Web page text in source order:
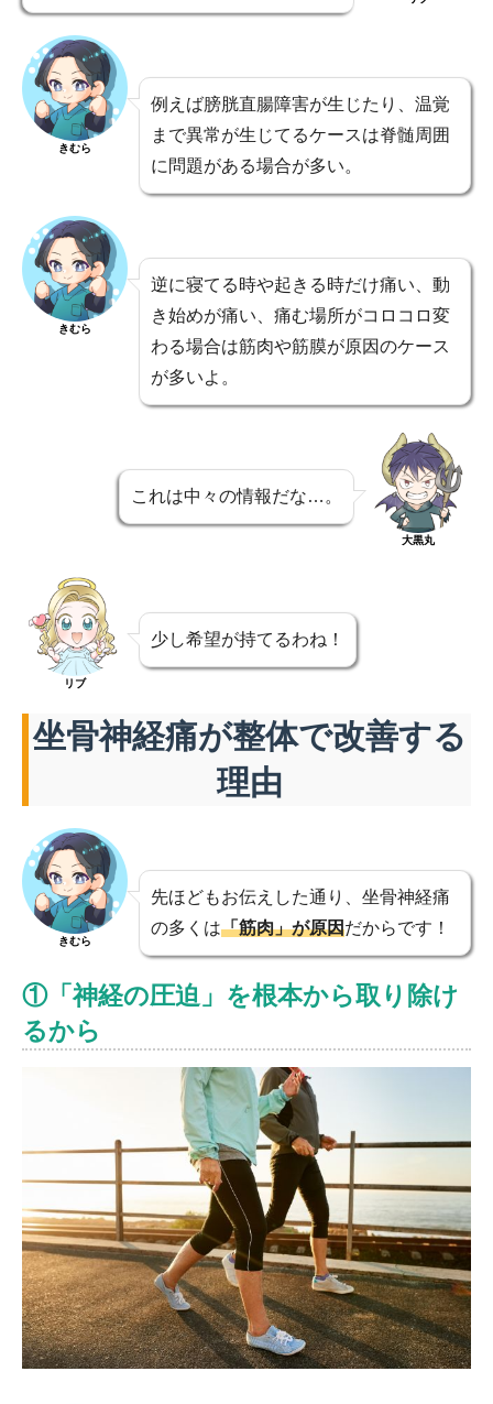
きむら
例えば膀胱直腸障害が生じたり、温覚
まで異常が生じてるケースは脊髄周囲
に問題がある場合が多い。
きむら
逆に寝てる時や起きる時だけ痛い、動
き始めが痛い、痛む場所がコロコロ変
わる場合は筋肉や筋膜が原因のケース
が多いよ。
これは中々の情報だな…。
大黒丸
リブ
少し希望が持てるわね！
坐骨神経痛が整体で改善する
理由
きむら
先ほどもお伝えした通り、坐骨神経痛
の多くは「筋肉」が原因だからです！
①「神経の圧迫」を根本から取り除け
るから